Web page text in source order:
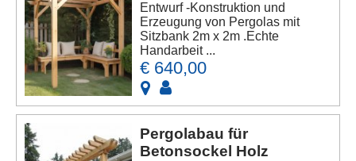
Entwurf -Konstruktion und
Erzeugung von Pergolas mit
Sitzbank 2m x 2m .Echte
Handarbeit ...
€ 640,00
Pergolabau für
Betonsockel Holz